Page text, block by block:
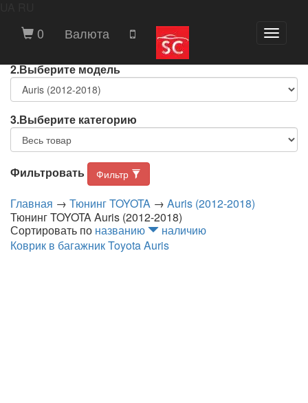
Toggle
0 Валюта
2.Выберите модель
3.Выберите категорию
Фильтровать Фильтр
Главная → Тюнинг TOYOTA → Auris (2012-2018)
Тюнинг TOYOTA Auris (2012-2018)
Сортировать по названию
наличию
Коврик в багажник Toyota Auris